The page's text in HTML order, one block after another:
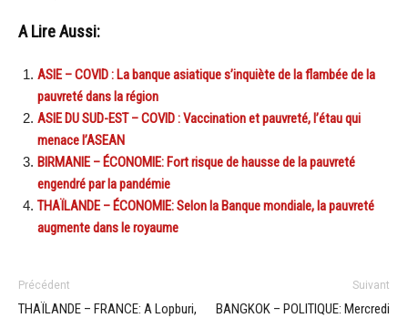
A Lire Aussi:
ASIE – COVID : La banque asiatique s’inquiète de la flambée de la
pauvreté dans la région
ASIE DU SUD-EST – COVID : Vaccination et pauvreté, l’étau qui
menace l’ASEAN
BIRMANIE – ÉCONOMIE: Fort risque de hausse de la pauvreté
engendré par la pandémie
THAÏLANDE – ÉCONOMIE: Selon la Banque mondiale, la pauvreté
augmente dans le royaume
Précédent
THAÏLANDE – FRANCE: A Lopburi,
Suivant
BANGKOK – POLITIQUE: Mercredi